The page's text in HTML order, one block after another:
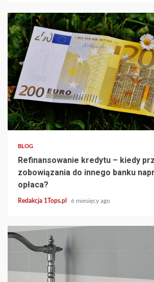
4 min read
BLOG
Refinansowanie kredytu – kiedy
zobowiązania do innego banku
opłaca?
Redakcja 1Tops.pl 6 miesięcy ago